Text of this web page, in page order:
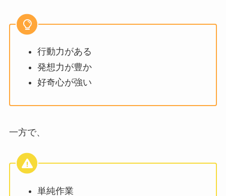
行動力がある
発想力が豊か
好奇心が強い
一方で、
単純作業